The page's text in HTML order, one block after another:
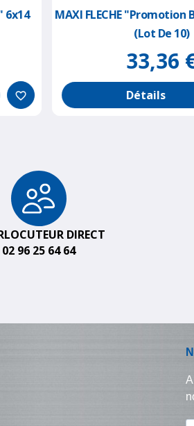
favorite_border
MAXI FLECHE "promotion
(lot De 10)
33,36 €
Détails
DIRECT
02 96 25 64 64